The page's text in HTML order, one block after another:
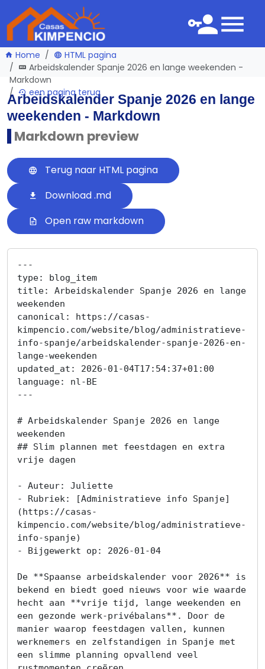
Home
HTML pagina
Arbeidskalender Spanje 2026 en lange weekenden -
Markdown
een pagina terug
Arbeidskalender Spanje 2026 en lange
weekenden - Markdown
Markdown preview
Terug naar HTML pagina
Download .md
Open raw markdown
---
type: blog_item
title: Arbeidskalender Spanje 2026 en lange
weekenden
canonical: https://casas-
kimpencio.com/website/blog/administratieve-
info-spanje/arbeidskalender-spanje-2026-en-
lange-weekenden
updated_at: 2026-01-04T17:54:37+01:00
language: nl-BE
---
# Arbeidskalender Spanje 2026 en lange
weekenden
## Slim plannen met feestdagen en extra
vrije dagen
- Auteur: Juliette
- Rubriek: [Administratieve info Spanje]
(https://casas-
kimpencio.com/website/blog/administratieve-
info-spanje)
- Bijgewerkt op: 2026-01-04
De **Spaanse arbeidskalender voor 2026** is
bekend en biedt goed nieuws voor wie waarde
hecht aan **vrije tijd, lange weekenden en
een gezonde werk-privébalans**. Door de
manier waarop feestdagen vallen, kunnen
werknemers en zelfstandigen in Spanje met
een slimme planning opvallend veel